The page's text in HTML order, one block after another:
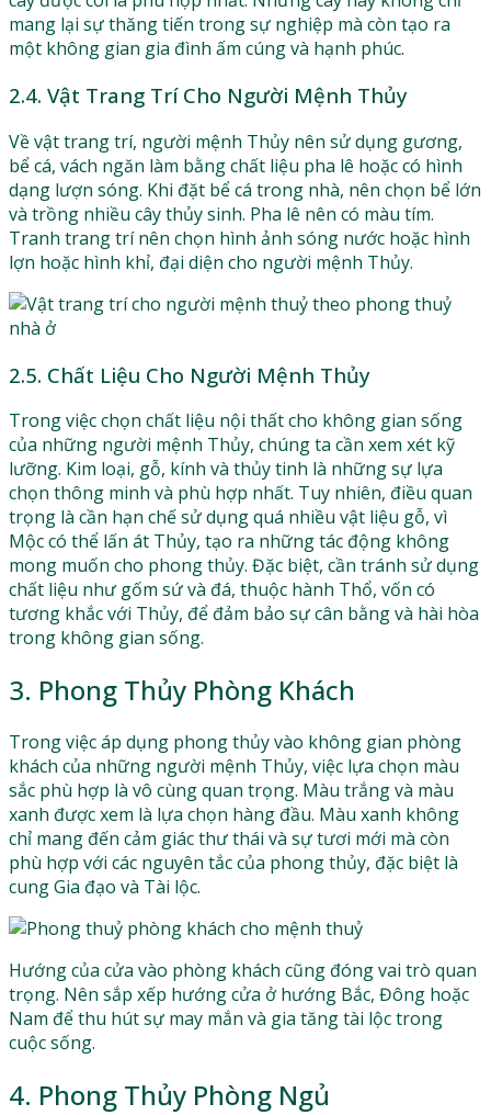
mang lại sự thăng tiến trong sự nghiệp mà còn tạo ra
một không gian gia đình ấm cúng và hạnh phúc.
2.4. Vật Trang Trí Cho Người Mệnh Thủy
Về vật trang trí, người mệnh Thủy nên sử dụng gương,
bể cá, vách ngăn làm bằng chất liệu pha lê hoặc có hình
dạng lượn sóng. Khi đặt bể cá trong nhà, nên chọn bể lớn
và trồng nhiều cây thủy sinh. Pha lê nên có màu tím.
Tranh trang trí nên chọn hình ảnh sóng nước hoặc hình
lợn hoặc hình khỉ, đại diện cho người mệnh Thủy.
2.5. Chất Liệu Cho Người Mệnh Thủy
Trong việc chọn chất liệu nội thất cho không gian sống
của những người mệnh Thủy, chúng ta cần xem xét kỹ
lưỡng. Kim loại, gỗ, kính và thủy tinh là những sự lựa
chọn thông minh và phù hợp nhất. Tuy nhiên, điều quan
trọng là cần hạn chế sử dụng quá nhiều vật liệu gỗ, vì
Mộc có thể lấn át Thủy, tạo ra những tác động không
mong muốn cho phong thủy. Đặc biệt, cần tránh sử dụng
chất liệu như gốm sứ và đá, thuộc hành Thổ, vốn có
tương khắc với Thủy, để đảm bảo sự cân bằng và hài hòa
trong không gian sống.
3. Phong Thủy Phòng Khách
Trong việc áp dụng phong thủy vào không gian phòng
khách của những người mệnh Thủy, việc lựa chọn màu
sắc phù hợp là vô cùng quan trọng. Màu trắng và màu
xanh được xem là lựa chọn hàng đầu. Màu xanh không
chỉ mang đến cảm giác thư thái và sự tươi mới mà còn
phù hợp với các nguyên tắc của phong thủy, đặc biệt là
cung Gia đạo và Tài lộc.
Hướng của cửa vào phòng khách cũng đóng vai trò quan
trọng. Nên sắp xếp hướng cửa ở hướng Bắc, Đông hoặc
Nam để thu hút sự may mắn và gia tăng tài lộc trong
cuộc sống.
4. Phong Thủy Phòng Ngủ